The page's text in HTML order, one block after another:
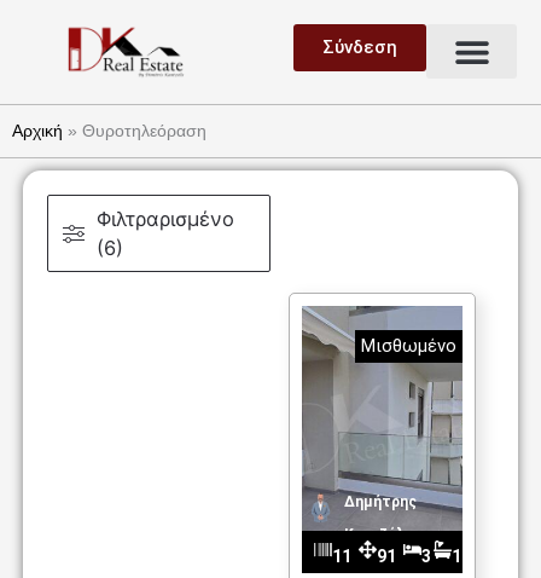
Σύνδεση
Αρχική » Θυροτηλεόραση
Φιλτραρισμένο
(6)
Μισθωμένο
Δημήτρης
Καντζέλης
11
91 3 1